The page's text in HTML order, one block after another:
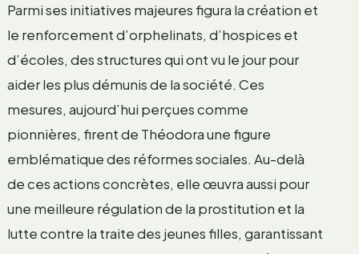
Parmi ses initiatives majeures figura la création et
le renforcement d’orphelinats, d’hospices et
d’écoles, des structures qui ont vu le jour pour
aider les plus démunis de la société. Ces
mesures, aujourd’hui perçues comme
pionnières, firent de Théodora une figure
emblématique des réformes sociales. Au-delà
de ces actions concrètes, elle œuvra aussi pour
une meilleure régulation de la prostitution et la
lutte contre la traite des jeunes filles, garantissant